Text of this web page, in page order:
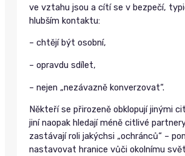
ve vztahu jsou a cítí se v bezpečí,
hlubším kontaktu:
– chtějí být osobní,
– opravdu sdílet,
– nejen „nezávazně konverzovat“.
Někteří se přirozeně obklopují jinými
jiní naopak hledají méně citlivé
zastávají roli jakýchsi „ochránců“ –
nastavovat hranice vůči okolnímu